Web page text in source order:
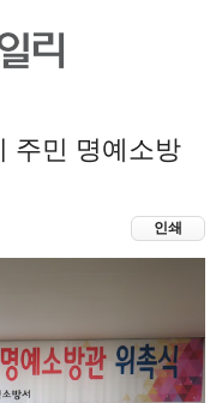
주민 명예소방
인쇄